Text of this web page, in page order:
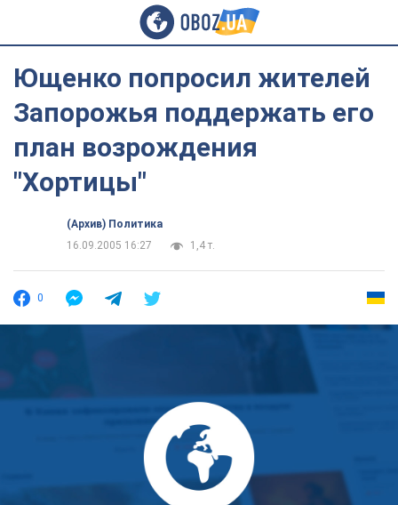
Ющенко попросил жителей
Запорожья поддержать его
план возрождения
"Хортицы"
(Архив) Политика
16.09.2005 16:27
1,4 т.
0